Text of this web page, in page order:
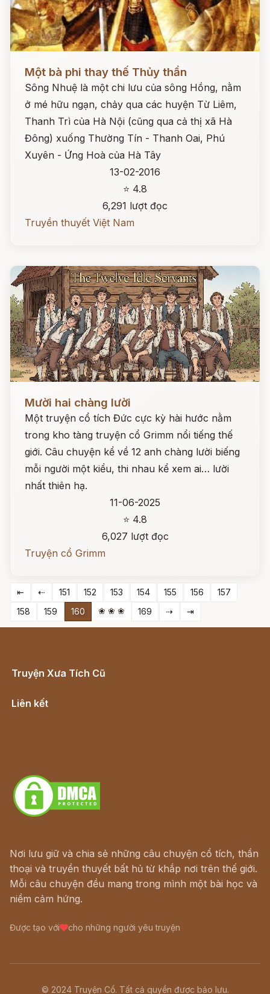
Một bà phi thay thế Thủy thần
Sông Nhuệ là một chi lưu của sông Hồng, nằm
ở mé hữu ngạn, chảy qua các huyện Từ Liêm,
Thanh Trì của Hà Nội (cũng qua cả thị xã Hà
Đông) xuống Thường Tín - Thanh Oai, Phú
Xuyên - Ứng Hoà của Hà Tây
13-02-2016
⭐ 4.8
6,291 lượt đọc
Truyền thuyết Việt Nam
Mười hai chàng lười
Một truyện cổ tích Đức cực kỳ hài hước nằm
trong kho tàng truyện cổ Grimm nổi tiếng thế
giới. Câu chuyện kể về 12 anh chàng lười biếng
mỗi người một kiểu, thi nhau kể xem ai… lười
nhất thiên hạ.
11-06-2025
⭐ 4.8
6,027 lượt đọc
Truyện cổ Grimm
⇤ ⇠ 151 152 153 154 155 156
157
158
159 160 ❀ ❀ ❀ 169 ⇢ ⇥
Truyện Xưa Tích Cũ
Liên kết
Nơi lưu giữ và chia sẻ những câu chuyện cổ tích, thần
thoại và truyền thuyết bất hủ từ khắp nơi trên thế giới.
Mỗi câu chuyện đều mang trong mình một bài học và
niềm cảm hứng.
Được tạo với cho những người yêu truyện
© 2024 Truyện Cổ. Tất cả quyền được bảo lưu.